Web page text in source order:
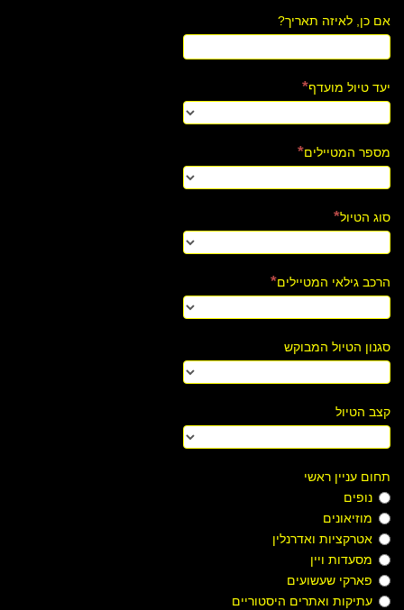
אם כן, לאיזה תאריך?
יעד טיול מועדף
מספר המטיילים
סוג הטיול
הרכב גילאי המטיילים
סגנון הטיול המבוקש
קצב הטיול
תחום עניין ראשי
נופים
מוזיאונים
אטרקציות ואדרנלין
מסעדות ויין
פארקי שעשועים
עתיקות ואתרים היסטוריים